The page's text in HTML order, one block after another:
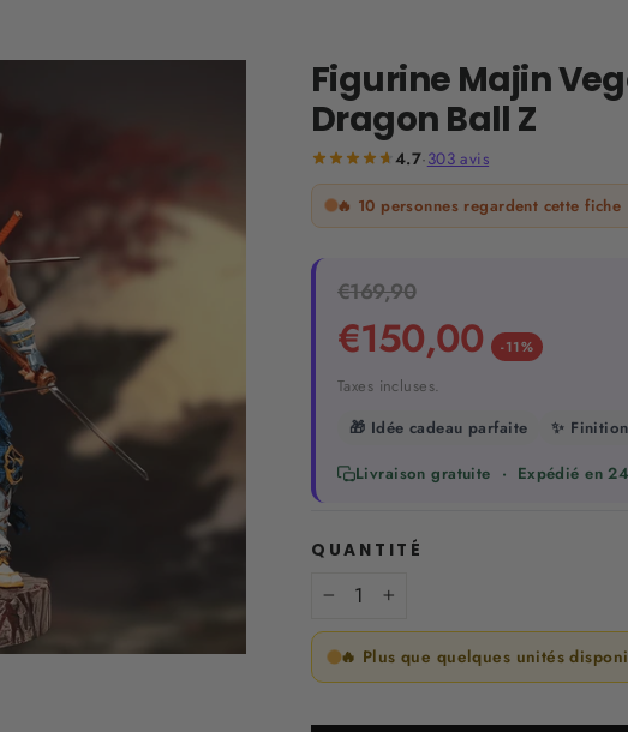
Figurine Majin
Dragon Ball Z
4.7·303 avis
🔥 10 personnes regardent cette fiche
Prix
régulier
€169,90
réduit
€150,00 -11%
Taxes incluses.
🎁 Idée cadeau parfaite
✨
Livraison gratuite · Expédié en
QUANTITÉ
🔥 Plus que quelques unités